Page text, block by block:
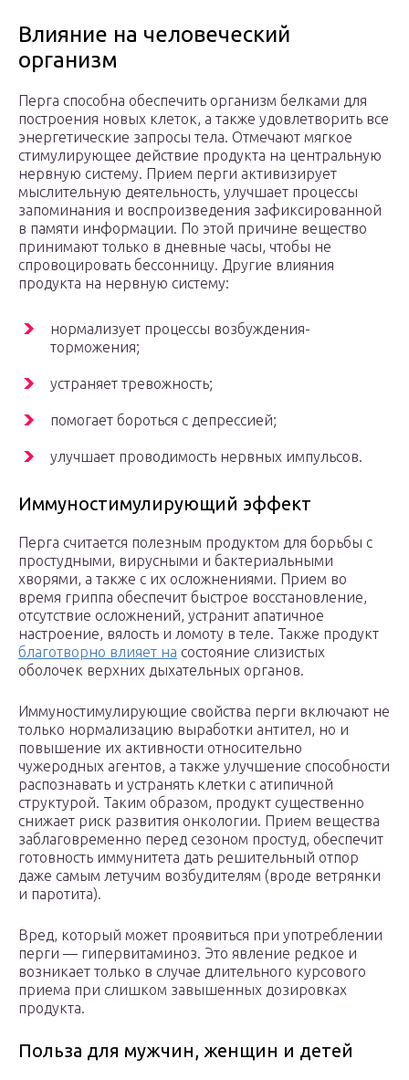
Влияние на человеческий
организм
Перга способна обеспечить организм белками для
построения новых клеток, а также удовлетворить все
энергетические запросы тела. Отмечают мягкое
стимулирующее действие продукта на центральную
нервную систему. Прием перги активизирует
мыслительную деятельность, улучшает процессы
запоминания и воспроизведения зафиксированной
в памяти информации. По этой причине вещество
принимают только в дневные часы, чтобы не
спровоцировать бессонницу. Другие влияния
продукта на нервную систему:
нормализует процессы возбуждения-
торможения;
устраняет тревожность;
помогает бороться с депрессией;
улучшает проводимость нервных импульсов.
Иммуностимулирующий эффект
Перга считается полезным продуктом для борьбы с
простудными, вирусными и бактериальными
хворями, а также с их осложнениями. Прием во
время гриппа обеспечит быстрое восстановление,
отсутствие осложнений, устранит апатичное
настроение, вялость и ломоту в теле. Также продукт
благотворно влияет на состояние слизистых
оболочек верхних дыхательных органов.
Иммуностимулирующие свойства перги включают не
только нормализацию выработки антител, но и
повышение их активности относительно
чужеродных агентов, а также улучшение способности
распознавать и устранять клетки с атипичной
структурой. Таким образом, продукт существенно
снижает риск развития онкологии. Прием вещества
заблаговременно перед сезоном простуд, обеспечит
готовность иммунитета дать решительный отпор
даже самым летучим возбудителям (вроде ветрянки
и паротита).
Вред, который может проявиться при употреблении
перги — гипервитаминоз. Это явление редкое и
возникает только в случае длительного курсового
приема при слишком завышенных дозировках
продукта.
Польза для мужчин, женщин и детей